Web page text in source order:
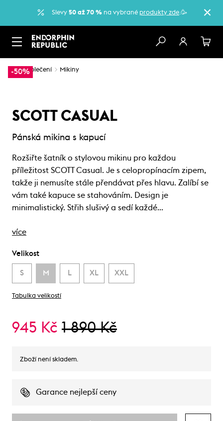
Slevy 50 až 70 % na vybrané produkty zde.🥳
-50%
… Oblečení Mikiny
SCOTT CASUAL
Pánská mikina s kapucí
Rozšiřte šatník o stylovou mikinu pro každou
příležitost SCOTT Casual. Je s celopropínacím zipem,
takže ji nemusíte stále přendávat přes hlavu. Zalíbí se
vám také kapuce se stahováním. Design je
minimalistický. Střih slušivý a sedí každé…
více
Velikost
S M L XL XXL
Tabulka velikostí
945 Kč 1 890 Kč
Zboží není skladem.
Garance nejlepší ceny